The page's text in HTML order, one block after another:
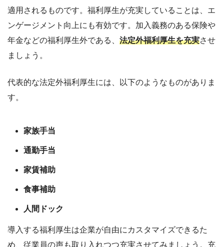
適用されるものです。福利厚生が充実していることは、エ
ンゲージメント向上にも有効です。加入義務のある保険や
年金などの福利厚生外である、 法定外福利厚生を充実させ
ましょう。
代表的な法定外福利厚生には、以下のようなものがありま
す。
家族手当
通勤手当
家賃補助
食事補助
人間ドック
導入する福利厚生は企業が自由にカスタマイズできるた
め、従業員の声も取り入れつつ充実させてみましょう。充